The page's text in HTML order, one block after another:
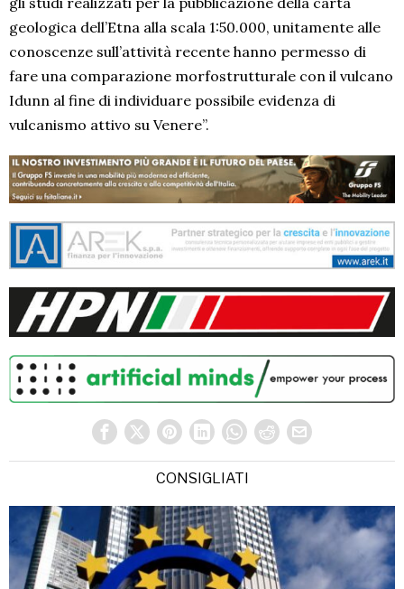
geologica dell’Etna alla scala 1:50.000, unitamente alle
conoscenze sull’attività recente hanno permesso di
fare una comparazione morfostrutturale con il vulcano
Idunn al fine di individuare possibile evidenza di
vulcanismo attivo su Venere”.
CONSIGLIATI